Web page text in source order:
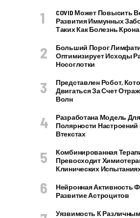
COVID Может Повысить
Развития Иммунных
Таких Как Болезнь
Больший Порог
Оптимизирует Исходы
Носоглотки
Представлен Робот,
Двигаться За Счет
Волн
Разработана Модель
Полярности
Втекстах
Комбинированная
Превосходит
Клинических
Нейронная Активность
Развитие Астроцитов
Уязвимость К